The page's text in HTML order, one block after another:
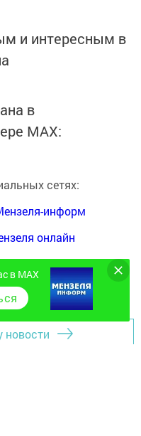
и интересным в
в
MАХ:
сетях:
информ
онлайн
- Мензеля-информ
новости
в MAX